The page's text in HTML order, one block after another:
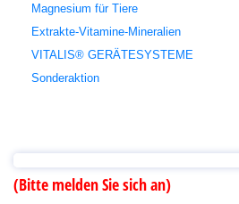
Magnesium für Tiere
Extrakte-Vitamine-Mineralien
VITALIS® GERÄTESYSTEME
Sonderaktion
(Bitte melden Sie sich an)